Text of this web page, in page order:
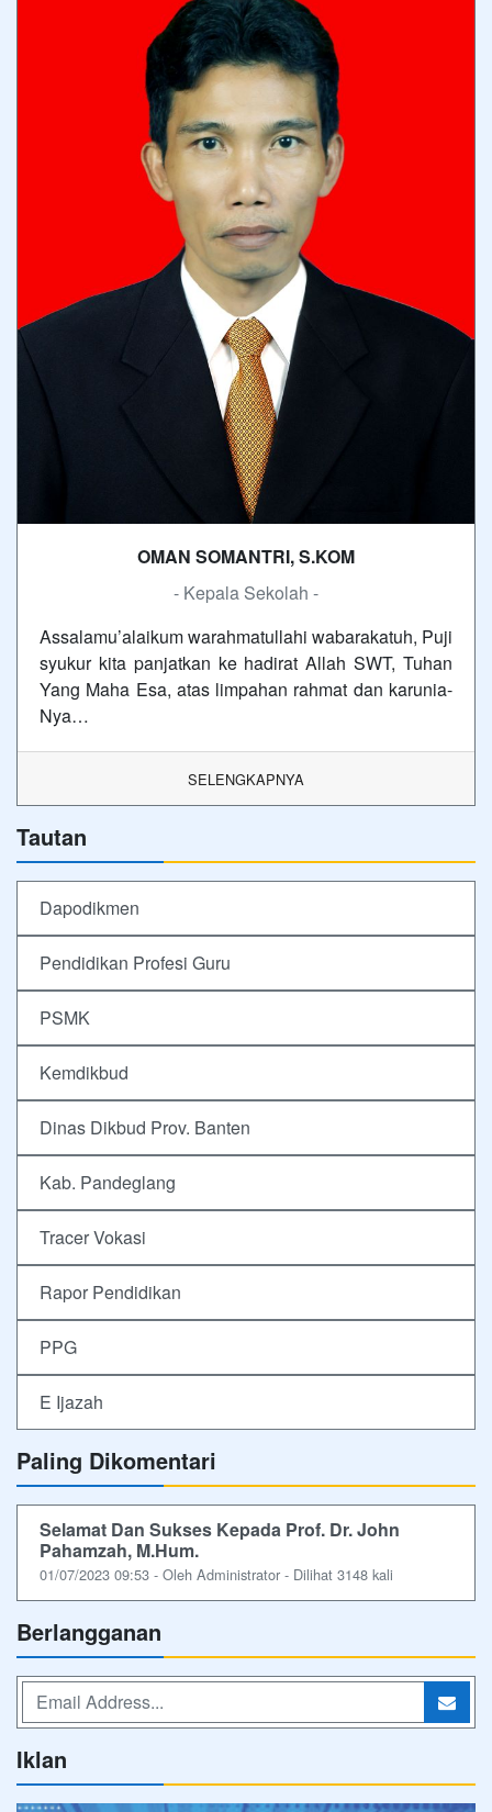
OMAN SOMANTRI, S.KOM
- Kepala Sekolah -
Assalamu’alaikum warahmatullahi wabarakatuh, Puji
syukur kita panjatkan ke hadirat Allah SWT, Tuhan
Yang Maha Esa, atas limpahan rahmat dan karunia-
Nya…
SELENGKAPNYA
Tautan
Dapodikmen
Pendidikan Profesi Guru
PSMK
Kemdikbud
Dinas Dikbud Prov. Banten
Kab. Pandeglang
Tracer Vokasi
Rapor Pendidikan
PPG
E Ijazah
Paling Dikomentari
Selamat Dan Sukses Kepada Prof. Dr. John
Pahamzah, M.Hum.
01/07/2023 09:53 - Oleh Administrator - Dilihat 3148 kali
Berlangganan
Iklan